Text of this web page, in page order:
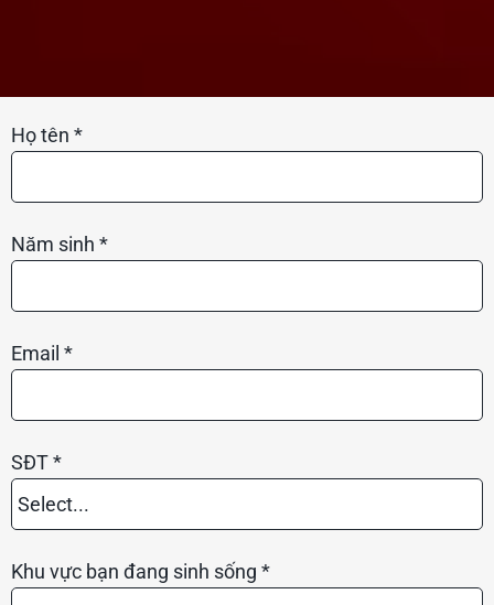
Họ tên *
Năm sinh *
Email *
SĐT *
Select...
phone-prefix
Khu vực bạn đang sinh sống *